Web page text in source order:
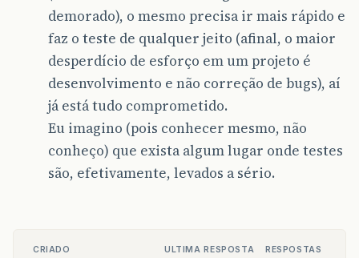
demorado), o mesmo precisa ir mais rápido e
faz o teste de qualquer jeito (afinal, o maior
desperdício de esforço em um projeto é
desenvolvimento e não correção de bugs), aí
já está tudo comprometido.
Eu imagino (pois conhecer mesmo, não
conheço) que exista algum lugar onde testes
são, efetivamente, levados a sério.
CRIADO ULTIMA RESPOSTA RESPOSTAS